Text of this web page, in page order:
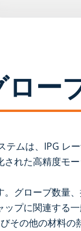
ー
ムは、IPG
れた高精度モ
グローブ数量
プに関連する
の他の材料